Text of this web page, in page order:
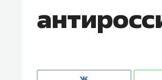
рынки, почему
чем интересен